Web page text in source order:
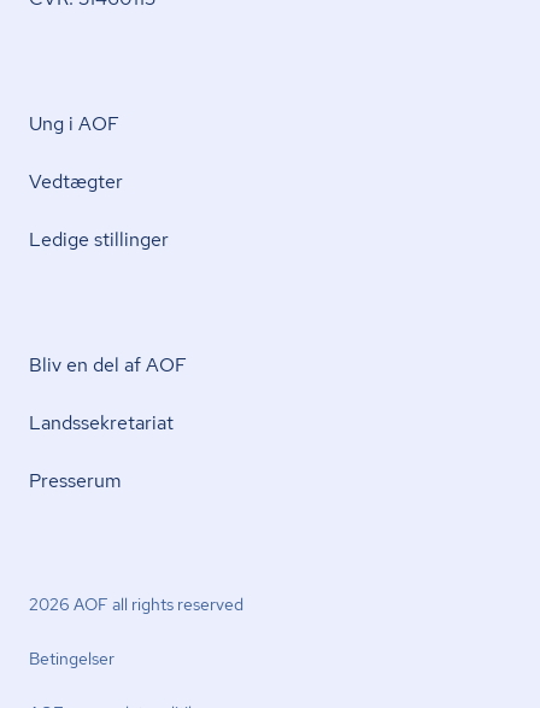
Ung i AOF
Vedtægter
Ledige stillinger
Bliv en del af AOF
Lands­se­kre­ta­ri­at
Presserum
2026 AOF all rights reserved
Betingelser